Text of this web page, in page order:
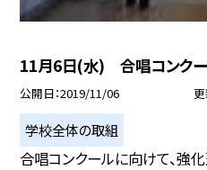
11月6日(水) 合唱コンク
公開日 2019/11/06
学校全体の取組
合唱コンクールに向けて、強